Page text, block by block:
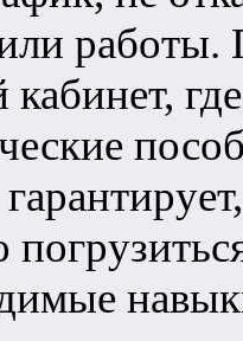
работы.